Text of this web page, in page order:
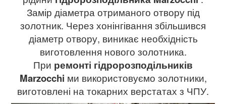
Замір діаметра отриманого отвору під
золотник. Через хонінгівання збільшився
діаметр отвору, виникає необхідність
виготовлення нового золотника.
При ремонті гідророзподільників
Marzocchi ми використовуємо золотники,
виготовлені на токарних верстатах з ЧПУ.